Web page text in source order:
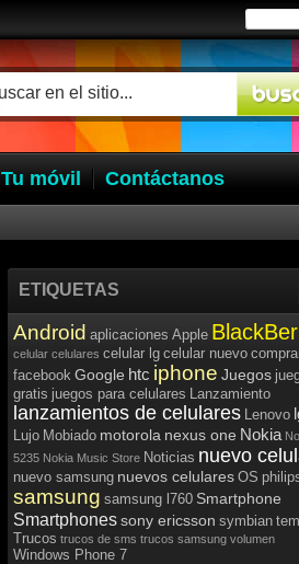
Tu móvil Contáctanos
ETIQUETAS
Android aplicaciones Apple
celular celulares celular lg celular nuevo
facebook Google htc iphone Juegos
gratis juegos para celulares Lanzamiento
lanzamientos de celulares Lenovo
Lujo Mobiado motorola nexus one Nokia
5235 Nokia Music Store Noticias nuevo
nuevo samsung nuevos celulares OS
samsung samsung l760 Smartphone
Smartphonessony ericsson symbian
Trucos trucos de sms trucos samsung volumen
Windows Phone 7